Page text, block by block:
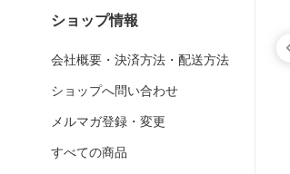
ショップ情報
会社概要・決済方法・配送方法
ショップへ問い合わせ
メルマガ登録・変更
すべての商品
Uパッキン